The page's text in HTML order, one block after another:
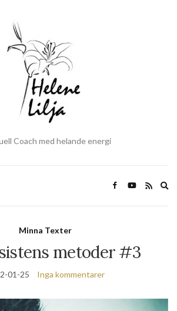
Coach med helande energi
Minna Texter
metoder #3
01-25 Inga kommentarer